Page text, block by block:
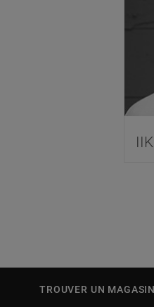
TROUVER UN MAGASIN